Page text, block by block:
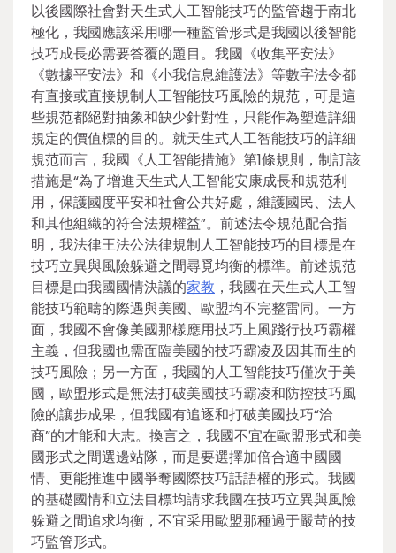
以後國際社會對天生式人工智能技巧的監管趨于南北
極化，我國應該采用哪一種監管形式是我國以後智能
技巧成長必需要答覆的題目。我國《收集平安法》
《數據平安法》和《小我信息維護法》等數字法令都
有直接或直接規制人工智能技巧風險的規范，可是這
些規范都絕對抽象和缺少針對性，只能作為塑造詳細
規定的價值標的目的。就天生式人工智能技巧的詳細
規范而言，我國《人工智能措施》第1條規則，制訂該
措施是“為了增進天生式人工智能安康成長和規范利
用，保護國度平安和社會公共好處，維護國民、法人
和其他組織的符合法規權益”。前述法令規范配合指
明，我法律王法公法律規制人工智能技巧的目標是在
技巧立異與風險躲避之間尋覓均衡的標準。前述規范
目標是由我國國情決議的家教 ，我國在天生式人工智
能技巧範疇的際遇與美國、歐盟均不完整雷同。一方
面，我國不會像美國那樣應用技巧上風踐行技巧霸權
主義，但我國也需面臨美國的技巧霸凌及因其而生的
技巧風險；另一方面，我國的人工智能技巧僅次于美
國，歐盟形式是無法打破美國技巧霸凌和防控技巧風
險的讓步成果，但我國有追逐和打破美國技巧“洽
商”的才能和大志。換言之，我國不宜在歐盟形式和美
國形式之間選邊站隊，而是要選擇加倍合適中國國
情、更能推進中國爭奪國際技巧話語權的形式。我國
的基礎國情和立法目標均請求我國在技巧立異與風險
躲避之間追求均衡，不宜采用歐盟那種過于嚴苛的技
巧監管形式。